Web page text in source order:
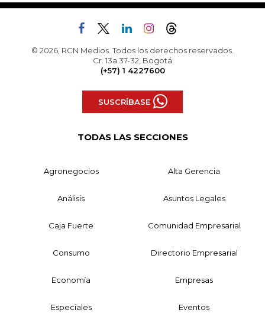
© 2026, RCN Medios. Todos los derechos reservados.
Cr. 13a 37-32, Bogotá
(+57) 1 4227600
SUSCRÍBASE
TODAS LAS SECCIONES
Agronegocios Alta Gerencia
Análisis Asuntos Legales
Caja Fuerte Comunidad Empresarial
Consumo Directorio Empresarial
Economía Empresas
Especiales Eventos